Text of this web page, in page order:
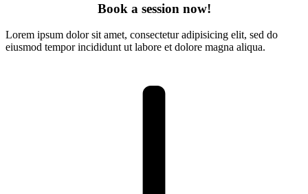
Book a session now!
Lorem ipsum dolor sit amet, consectetur adipisicing elit, sed do
eiusmod tempor incididunt ut labore et dolore magna aliqua.